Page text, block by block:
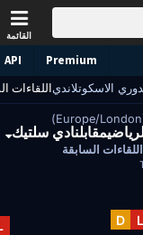
القائمة
API Premium
الاسكوتلاندياللقاءات
سلتيك
السابقة
L
D